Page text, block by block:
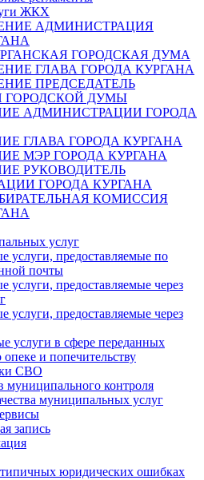
ЖКХ
АДМИНИСТРАЦИЯ
ГОРОДСКАЯ ДУМА
ГЛАВА ГОРОДА КУРГАНА
ПРЕДСЕДАТЕЛЬ
ГОРОДСКОЙ ДУМЫ
АДМИНИСТРАЦИИ ГОРОДА
ГЛАВА ГОРОДА КУРГАНА
МЭР ГОРОДА КУРГАНА
РУКОВОДИТЕЛЬ
ГОРОДА КУРГАНА
КОМИССИЯ
услуг
услуги, предоставляемые по
почты
предоставляемые через
предоставляемые через
услуги в сфере переданных
и попечительству
СВО
муниципального контроля
муниципальных услуг
запись
юридических ошибках